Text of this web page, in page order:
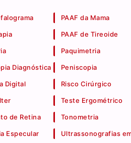
Diagnóstica
Digital
de Retina
Especular
PAAF da Mama
PAAF de Tireoide
Paquimetria
Peniscopia
Risco Cirúrgico
Teste Ergométrico
Tonometria
Ultrassonografias